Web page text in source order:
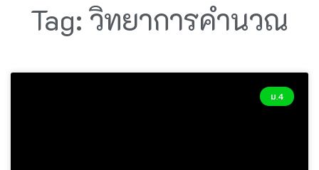
Tag: วิทยาการคำนวณ
ม.4